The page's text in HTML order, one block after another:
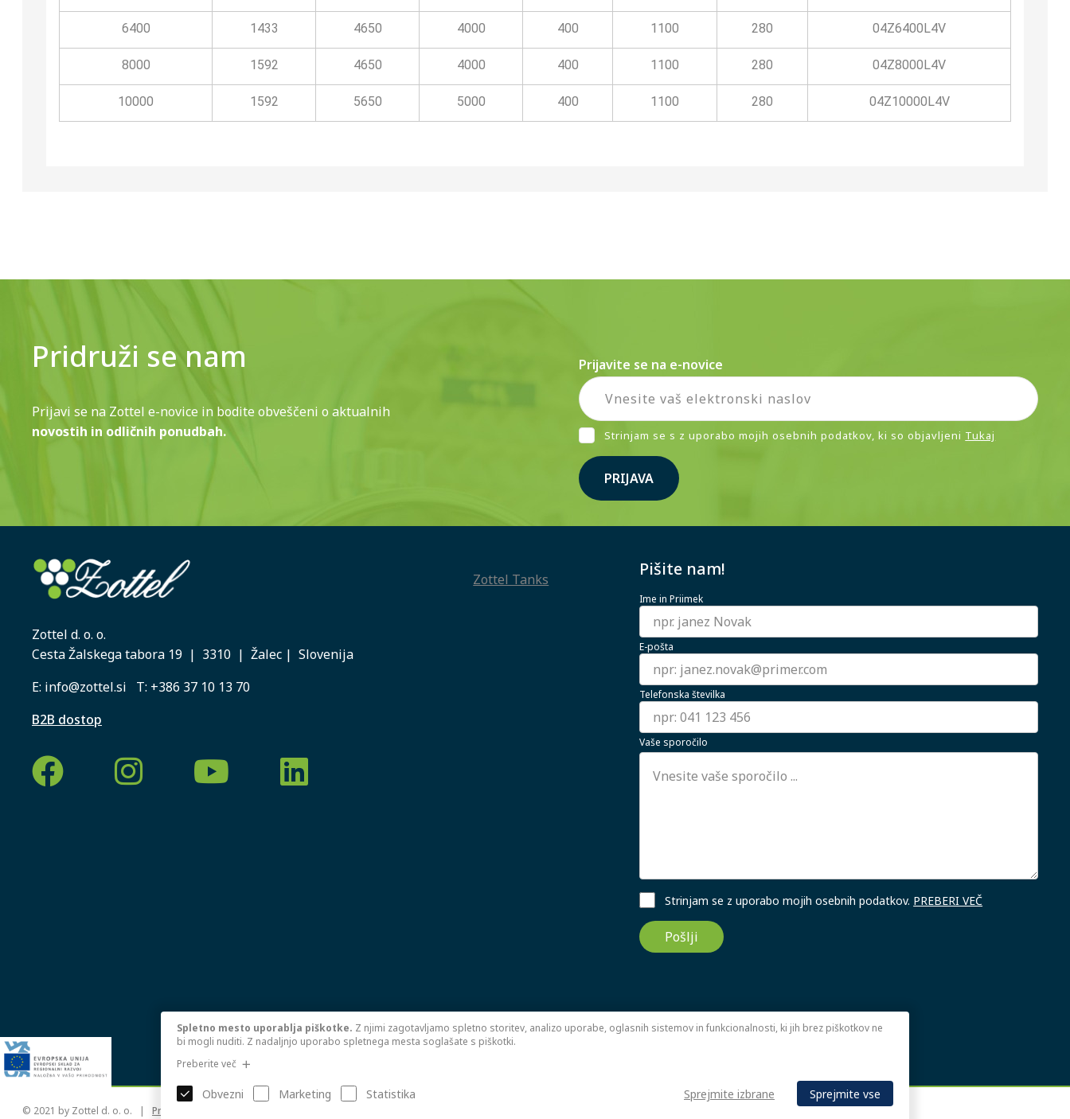
6400 1433 4650 4000 400 1100 280 04Z6400L4V
8000 1592 4650 4000 400 1100 280 04Z8000L4V
10000 1592 5650 5000 400 1100 280 04Z10000L4V
Pridruži se nam
Prijavi se na Zottel e-novice in bodite obveščeni o aktualnih
novostih in odličnih ponudbah.
Prijavite se na e-novice
Strinjam se s z uporabo mojih osebnih podatkov, ki so objavljeni Tukaj
PRIJAVA
Zottel d. o. o.
Cesta Žalskega tabora 19 | 3310 | Žalec | Slovenija
E: info@zottel.si T: +386 37 10 13 70
B2B dostop
Zottel Tanks Pišite nam!
Ime in Priimek
E-pošta
Telefonska številka
Vaše sporočilo
Strinjam se z uporabo mojih osebnih podatkov. PREBERI VEČ
Pošlji
© 2021 by Zottel d. o. o. | Pravilnik o zasebnosti
Spletno mesto uporablja piškotke. Z njimi zagotavljamo spletno storitev, analizo uporabe, oglasnih sistemov in funkcionalnosti, ki jih brez piškotkov ne
bi mogli nuditi. Z nadaljnjo uporabo spletnega mesta soglašate s piškotki.
Preberite več
Obvezni Marketing Statistika Sprejmite izbrane Sprejmite vse